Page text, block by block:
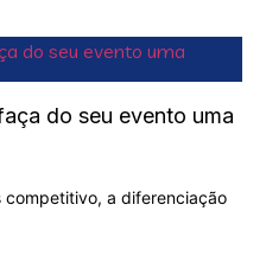
do seu evento uma
competitivo, a diferenciação